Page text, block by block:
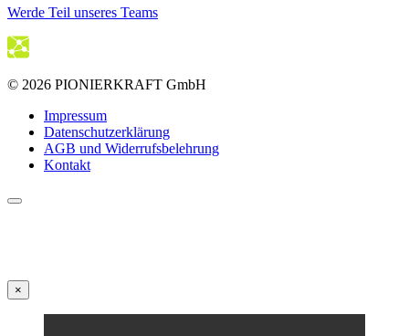
Werde Teil unseres Teams
© 2026 PIONIERKRAFT GmbH
Impressum
Datenschutzerklärung
AGB und Widerrufsbelehrung
Kontakt
×